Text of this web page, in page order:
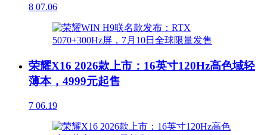
8 07.06
荣耀X16 2026款上市：16英寸120Hz高色域轻
薄本，4999元起售
7 06.19